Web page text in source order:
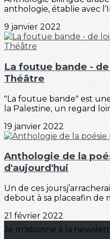
anthologie, établie avec
9 janvier 2022
La foutue bande -
Théâtre
"La foutue bande" est
la Palestine, un regard
19 janvier 2022
Anthologie de la
d'aujourd'hui
Un de ces
debout à sa placeafin de
21 février 2022
Je m'abonne à la